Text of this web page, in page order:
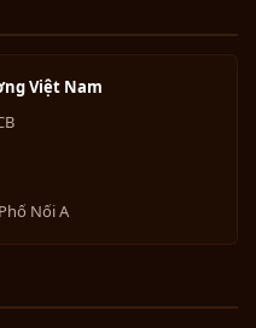
Việt Nam
Nối A